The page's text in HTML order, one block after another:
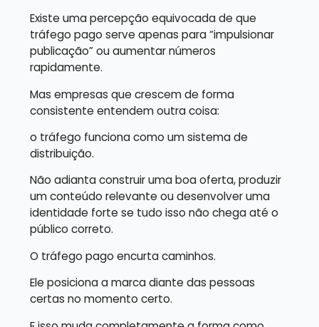
Existe uma percepção equivocada de que
tráfego pago serve apenas para “impulsionar
publicação” ou aumentar números
rapidamente.
Mas empresas que crescem de forma
consistente entendem outra coisa:
o tráfego funciona como um sistema de
distribuição.
Não adianta construir uma boa oferta, produzir
um conteúdo relevante ou desenvolver uma
identidade forte se tudo isso não chega até o
público correto.
O tráfego pago encurta caminhos.
Ele posiciona a marca diante das pessoas
certas no momento certo.